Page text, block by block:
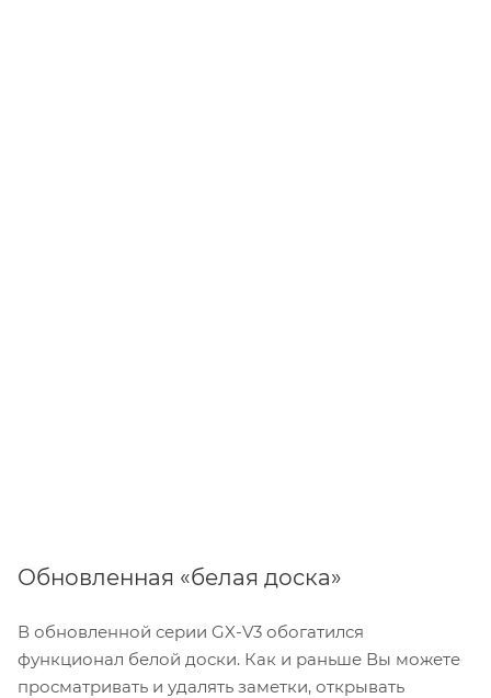
Обновленная «белая доска»
В обновленной серии GX-V3 обогатился
функционал белой доски. Как и раньше Вы можете
просматривать и удалять заметки, открывать